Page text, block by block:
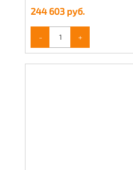
244 603 руб.
- +